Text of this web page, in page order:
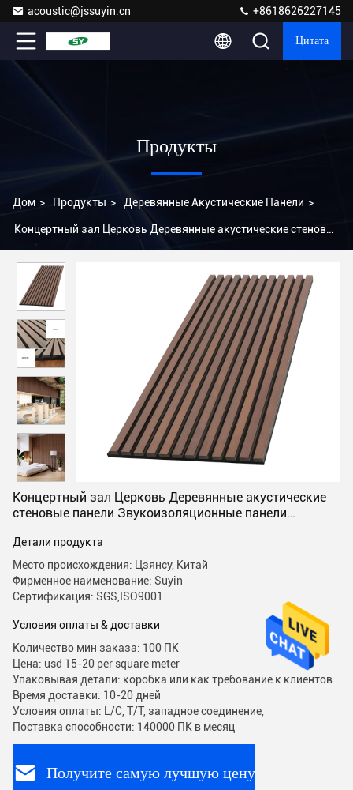
acoustic@jssuyin.cn +8618626227145
Цитата
Продукты
Дом > Продукты > Деревянные Акустические Панели >
Концертный зал Церковь Деревянные акустические стеновые
Концертный зал Церковь Деревянные акустические
стеновые панели Звукоизоляционные панели
Детали продукта
Место происхождения: Цзянсу, Китай
Фирменное наименование: Suyin
Сертификация: SGS,ISO9001
Условия оплаты & доставки
Количество мин заказа: 100 ПК
Цена: usd 15-20 per square meter
Упаковывая детали: коробка или как требование к клиентов
Время доставки: 10-20 дней
Условия оплаты: L/C, T/T, западное соединение,
Поставка способности: 140000 ПК в месяц
Получите самую лучшую цену